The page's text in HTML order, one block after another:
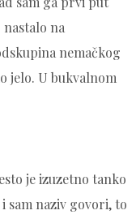
na
nemačkog
jelo. U bukvalnom
je izuzetno tanko
sam naziv govori, to